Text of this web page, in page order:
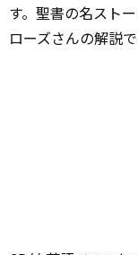
す。聖書の名スト
ローズさんの解説で